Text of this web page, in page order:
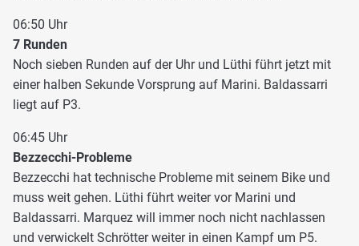
06:50 Uhr
7 Runden
Noch sieben Runden auf der Uhr und Lüthi führt jetzt mit
einer halben Sekunde Vorsprung auf Marini. Baldassarri
liegt auf P3.
06:45 Uhr
Bezzecchi-Probleme
Bezzecchi hat technische Probleme mit seinem Bike und
muss weit gehen. Lüthi führt weiter vor Marini und
Baldassarri. Marquez will immer noch nicht nachlassen
und verwickelt Schrötter weiter in einen Kampf um P5.